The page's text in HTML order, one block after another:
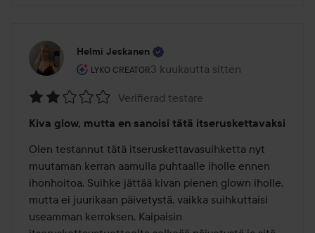
Helmi Jeskanen
LYKO CREATOR
Käyttäjän rooli: Lyko Creator.
3 kuukautta sitten
Viesti luotiin 3 kuukautta sitten
2
/
5
Verifierad testare
Kiva glow, mutta en sanoisi tätä itseruskettavaksi
Olen testannut tätä itseruskettavasuihketta nyt
muutaman kerran aamulla puhtaalle iholle ennen
ihonhoitoa. Suihke jättää kivan pienen glown iholle,
mutta ei juurikaan päivetystä, vaikka suihkuttaisi
useamman kerroksen. Kaipaisin